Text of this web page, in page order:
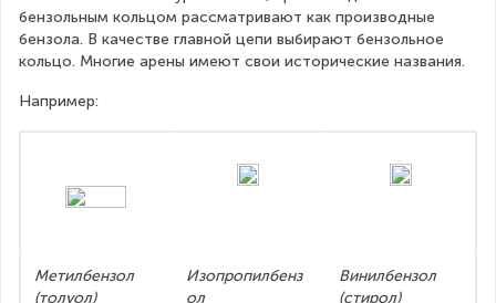
бензольным кольцом рассматривают как производные
бензола. В качестве главной цепи выбирают бензольное
кольцо. Многие арены имеют свои исторические названия.
Например:
Метилбензол
(толуол)
Изопропилбенз
ол
Винилбензол
(стирол)